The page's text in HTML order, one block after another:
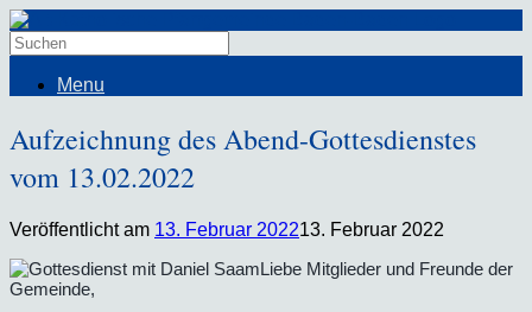
Menu
Aufzeichnung des Abend-Gottesdienstes
vom 13.02.2022
Veröffentlicht am 13. Februar 202213. Februar 2022
Liebe Mitglieder und Freunde der
Gemeinde,